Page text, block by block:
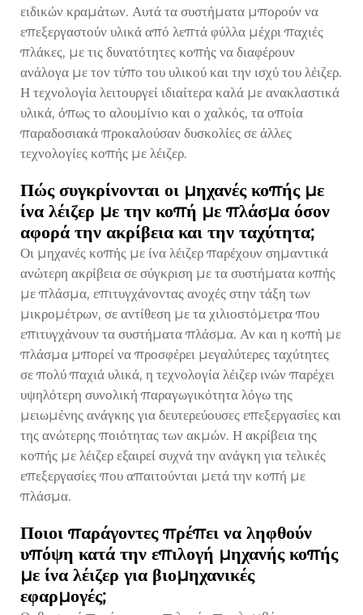
ειδικών κραμάτων. Αυτά τα συστήματα μπορούν να
επεξεργαστούν υλικά από λεπτά φύλλα μέχρι παχιές
πλάκες, με τις δυνατότητες κοπής να διαφέρουν
ανάλογα με τον τύπο του υλικού και την ισχύ του λέιζερ.
Η τεχνολογία λειτουργεί ιδιαίτερα καλά με ανακλαστικά
υλικά, όπως το αλουμίνιο και ο χαλκός, τα οποία
παραδοσιακά προκαλούσαν δυσκολίες σε άλλες
τεχνολογίες κοπής με λέιζερ.
Πώς συγκρίνονται οι μηχανές κοπής με
ίνα λέιζερ με την κοπή με πλάσμα όσον
αφορά την ακρίβεια και την ταχύτητα;
Οι μηχανές κοπής με ίνα λέιζερ παρέχουν σημαντικά
ανώτερη ακρίβεια σε σύγκριση με τα συστήματα κοπής
με πλάσμα, επιτυγχάνοντας ανοχές στην τάξη των
μικρομέτρων, σε αντίθεση με τα χιλιοστόμετρα που
επιτυγχάνουν τα συστήματα πλάσμα. Αν και η κοπή με
πλάσμα μπορεί να προσφέρει μεγαλύτερες ταχύτητες
σε πολύ παχιά υλικά, η τεχνολογία λέιζερ ινών παρέχει
υψηλότερη συνολική παραγωγικότητα λόγω της
μειωμένης ανάγκης για δευτερεύουσες επεξεργασίες και
της ανώτερης ποιότητας των ακμών. Η ακρίβεια της
κοπής με λέιζερ εξαιρεί συχνά την ανάγκη για τελικές
επεξεργασίες που απαιτούνται μετά την κοπή με
πλάσμα.
Ποιοι παράγοντες πρέπει να ληφθούν
υπόψη κατά την επιλογή μηχανής κοπής
με ίνα λέιζερ για βιομηχανικές
εφαρμογές;